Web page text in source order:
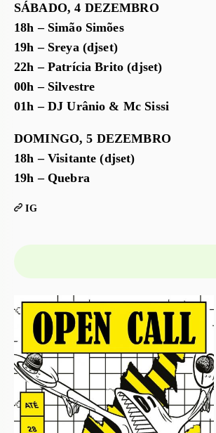
SÁBADO, 4 DEZEMBRO
18h – Simão Simões
19h – Sreya (djset)
22h – Patrícia Brito (djset)
00h – Silvestre
01h – DJ Urânio & Mc Sissi
DOMINGO, 5 DEZEMBRO
18h – Visitante (djset)
19h – Quebra
IG